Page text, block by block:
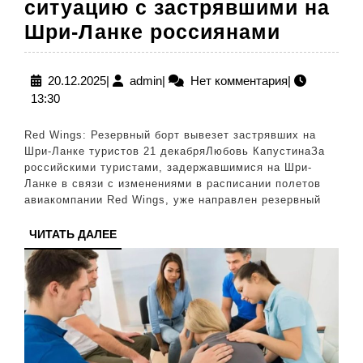
ситуацию с застрявшими на
Шри-Ланке россиянами
В
Wings
с
на
Шри-
Ланке
20.12.202520.12.2025
adminadminНет комментария
13:30
Red Wings: Резервный борт вывезет застрявших на
Шри-Ланке туристов 21 декабряЛюбовь КапустинаЗа
российскими туристами, задержавшимися на Шри-
Ланке в связи с изменениями в расписании полетов
авиакомпании Red Wings, уже направлен резервный
ЧИТАТЬ ДАЛЕЕЧИТАТЬ
ДАЛЕЕ